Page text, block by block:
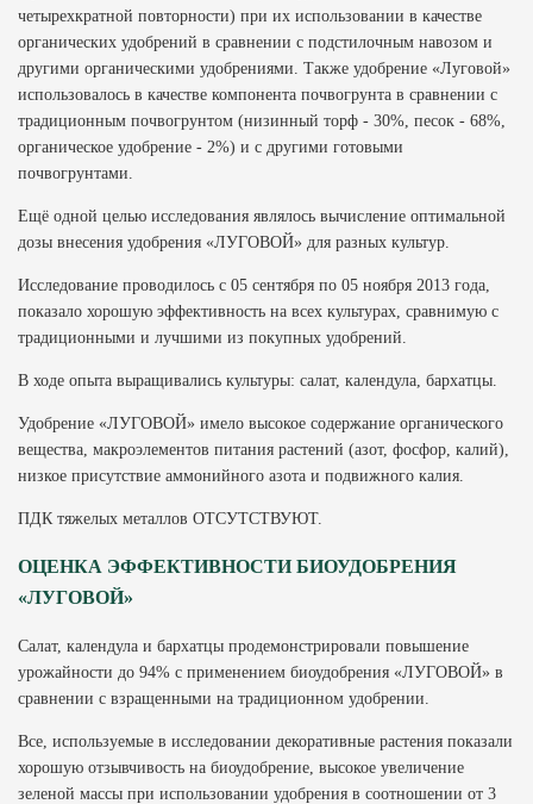
четырехкратной повторности) при их использовании в качестве
органических удобрений в сравнении с подстилочным навозом и
другими органическими удобрениями. Также удобрение «Луговой»
использовалось в качестве компонента почвогрунта в сравнении с
традиционным почвогрунтом (низинный торф - 30%, песок - 68%,
органическое удобрение - 2%) и с другими готовыми
почвогрунтами.
Ещё одной целью исследования являлось вычисление оптимальной
дозы внесения удобрения «ЛУГОВОЙ» для разных культур.
Исследование проводилось с 05 сентября по 05 ноября 2013 года,
показало хорошую эффективность на всех культурах, сравнимую с
традиционными и лучшими из покупных удобрений.
В ходе опыта выращивались культуры: салат, календула, бархатцы.
Удобрение «ЛУГОВОЙ» имело высокое содержание органического
вещества, макроэлементов питания растений (азот, фосфор, калий),
низкое присутствие аммонийного азота и подвижного калия.
ПДК тяжелых металлов ОТСУТСТВУЮТ.
ОЦЕНКА ЭФФЕКТИВНОСТИ БИОУДОБРЕНИЯ
«ЛУГОВОЙ»
Салат, календула и бархатцы продемонстрировали повышение
урожайности до 94% с применением биоудобрения «ЛУГОВОЙ» в
сравнении с взращенными на традиционном удобрении.
Все, используемые в исследовании декоративные растения показали
хорошую отзывчивость на биоудобрение, высокое увеличение
зеленой массы при использовании удобрения в соотношении от 3